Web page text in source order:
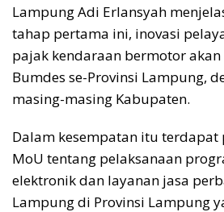
Lampung Adi Erlansyah
tahap pertama ini, inovasi
pajak kendaraan bermotor
Bumdes se-Provinsi Lampung,
masing-masing Kabupaten.
Dalam kesempatan itu terdapat
MoU tentang pelaksanaan
elektronik dan layanan jasa
Lampung di Provinsi Lampung